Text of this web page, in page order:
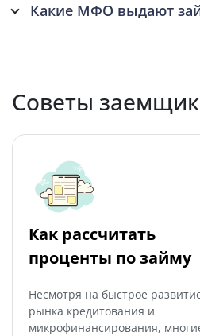
Какие МФО выдают
Советы
Как рассчитать
проценты по займу
Несмотря на быстрое
рынка кредитования и
микрофинансирования,